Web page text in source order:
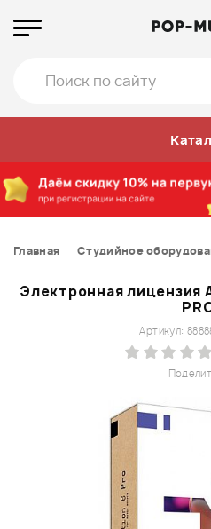
Главная Студийное
Электронная лицензия
Артикул: